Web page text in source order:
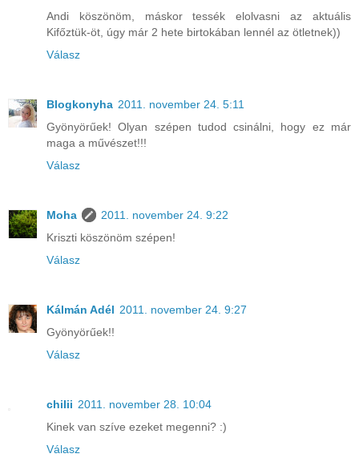
Andi köszönöm, máskor tessék elolvasni az aktuális
Kifőztük-öt, úgy már 2 hete birtokában lennél az ötletnek))
Válasz
Blogkonyha 2011. november 24. 5:11
Gyönyörűek! Olyan szépen tudod csinálni, hogy ez már
maga a művészet!!!
Válasz
Moha
2011. november 24. 9:22
Kriszti köszönöm szépen!
Válasz
Kálmán Adél 2011. november 24. 9:27
Gyönyörűek!!
Válasz
chilii 2011. november 28. 10:04
Kinek van szíve ezeket megenni? :)
Válasz